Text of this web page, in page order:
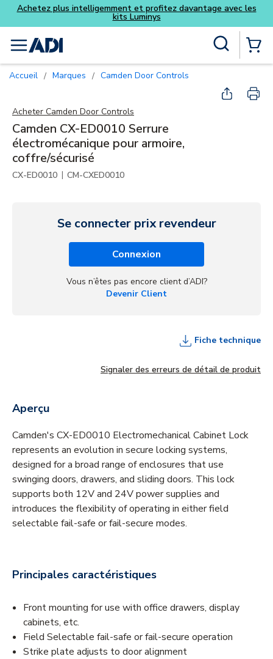
Skip to main content
et profitez davantage avec les
kits Luminys
menu
Accueil / Marques / Camden Door Controls
Acheter Camden Door Controls
Camden CX-ED0010 Serrure
électromécanique pour armoire,
coffre/sécurisé
CX-ED0010 | CM-CXED0010
Se connecter prix revendeur
Connexion
Vous n’êtes pas encore client d’ADI?
Devenir Client
Fiche technique
Signaler des erreurs de détail de produit
Aperçu
Camden's CX-ED0010 Electromechanical Cabinet Lock
represents an evolution in secure locking systems,
designed for a broad range of enclosures that use
swinging doors, drawers, and sliding doors. This lock
supports both 12V and 24V power supplies and
introduces the flexibility of operating in either field
selectable fail-safe or fail-secure modes.
Principales caractéristiques
Front mounting for use with office drawers, display
cabinets, etc.
Field Selectable fail-safe or fail-secure operation
Strike plate adjusts to door alignment